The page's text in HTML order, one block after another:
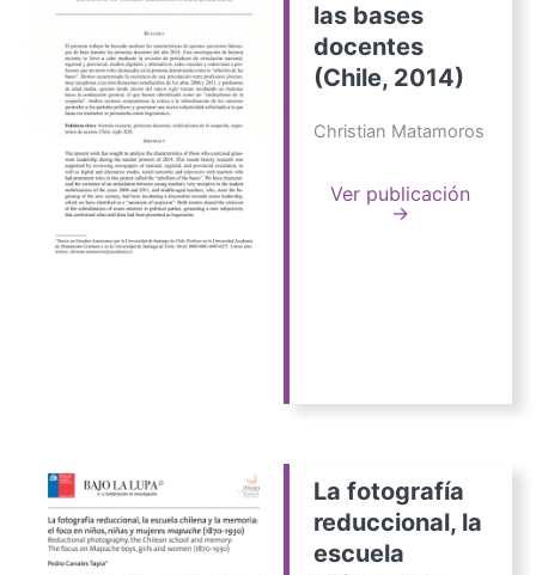
las bases
docentes
(Chile, 2014)
Christian Matamoros
Ver publicación
→
La fotografía
reduccional, la
escuela